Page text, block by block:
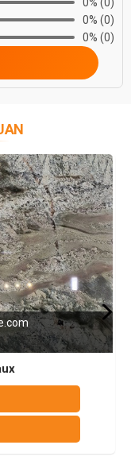
0% (0)
0% (0)
0972 101 656
- Samuka Red